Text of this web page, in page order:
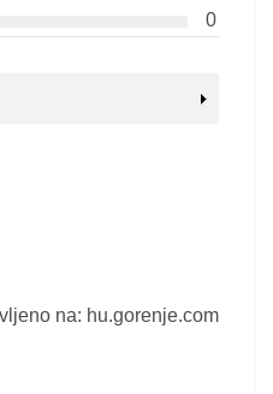
0
na: hu.gorenje.com